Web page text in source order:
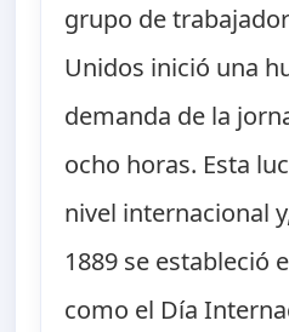
grupo de
Unidos inició una
demanda de la
ocho horas. Esta
nivel internacional
1889 se estableció
como el Día